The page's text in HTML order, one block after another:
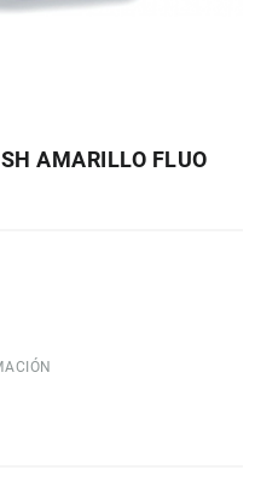
AMARILLO FLUO